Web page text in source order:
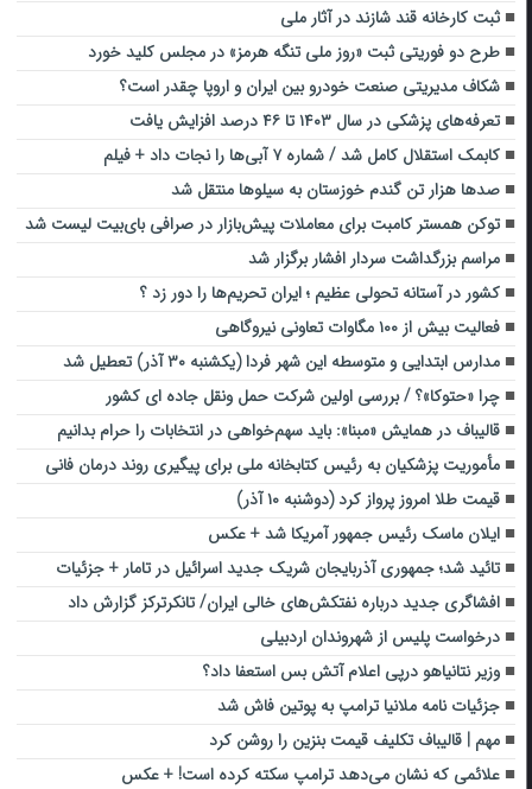
ثبت کارخانه قند شازند در آثار ملی
طرح دو فوریتی ثبت «روز ملی تنگه هرمز» در مجلس کلید خورد
شکاف مدیریتی صنعت خودرو بین ایران و اروپا چقدر است؟
تعرفه‌های پزشکی در سال ۱۴۰۳ تا ۴۶ درصد افزایش یافت
کابمک استقلال کامل شد / شماره ۷ آبی‌ها را نجات داد + فیلم
صدها هزار تن گندم خوزستان به سیلوها منتقل شد
توکن همستر کامبت برای معاملات پیش‌بازار در صرافی بای‌بیت لیست شد
مراسم بزرگداشت سردار افشار برگزار شد
کشور در آستانه تحولی عظیم ؛ ایران تحریم‌ها را دور زد ؟
فعالیت بیش از ۱۰۰ مگاوات تعاونی نیروگاهی
مدارس ابتدایی و متوسطه این شهر فردا (یکشنبه ۳۰ آذر) تعطیل شد
چرا «حتوکا»؟ / بررسی اولین شرکت حمل ونقل جاده ای کشور
قالیباف در همایش «مبنا»: باید سهم‌خواهی در انتخابات را حرام بدانیم
مأموریت پزشکیان به رئیس کتابخانه ملی برای پیگیری روند درمان فانی
قیمت طلا امروز پرواز کرد (دوشنبه ۱۰ آذر)
ایلان ماسک رئیس جمهور آمریکا شد + عکس
تائید شد؛ جمهوری آذربایجان شریک جدید اسرائیل در تامار + جزئیات
افشاگری جدید درباره نفتکش‌های خالی ایران/ تانکرترکز گزارش داد
درخواست پلیس از شهروندان اردبیلی
وزیر نتانیاهو درپی اعلام آتش بس استعفا داد؟
جزئیات نامه ملانیا ترامپ به پوتین فاش شد
مهم | قالیباف تکلیف قیمت بنزین را روشن کرد
علائمی که نشان می‌دهد ترامپ سکته کرده است! + عکس